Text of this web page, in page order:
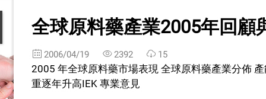
全球原料藥產業2005年回顧
2006/04/19 2392 15
2005 年全球原料藥市場表現 全球原料藥產業分佈
重逐年升高IEK 專業意見